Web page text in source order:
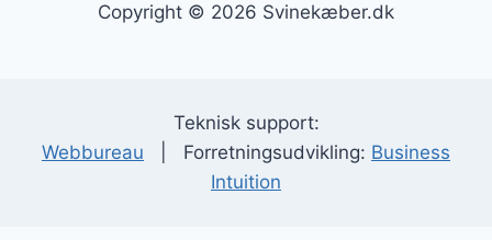
Copyright © 2026 Svinekæber.dk
Teknisk support:
Webbureau | Forretningsudvikling: Business
Intuition